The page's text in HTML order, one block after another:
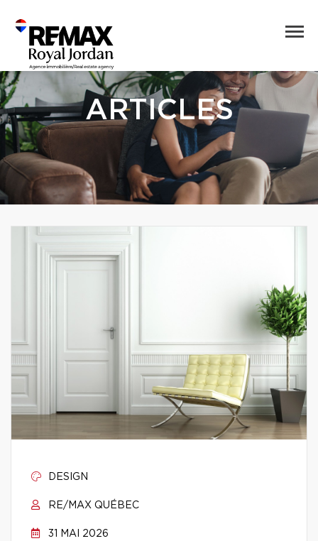
ARTICLES
DESIGN
RE/MAX QUÉBEC
31 MAI 2026